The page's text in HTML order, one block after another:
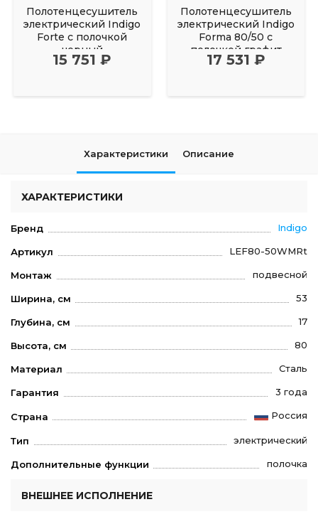
Полотенцесушитель
электрический Indigo
Forte с полочкой
черный
15 751 ₽
Полотенцесушитель
электрический Indigo
Forma 80/50 с
полочкой графит
17 531 ₽
Характеристики Описание
ХАРАКТЕРИСТИКИ
Бренд Indigo
Артикул LEF80-50WMRt
Монтаж подвесной
Ширина, см 53
Глубина, см 17
Высота, см 80
Материал Сталь
Гарантия 3 года
Страна Россия
Тип электрический
Дополнительные функции полочка
ВНЕШНЕЕ ИСПОЛНЕНИЕ